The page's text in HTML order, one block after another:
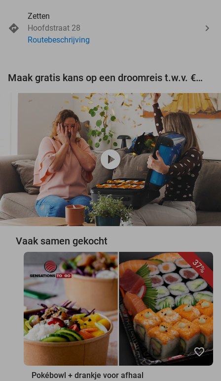
Zetten
Hoofdstraat 28
Routebeschrijving
Maak gratis kans op een droomreis t.w.v. €3.000!
play_circle
Vaak samen gekocht
37%
favorite_border
Pokébowl + drankje voor afhaal